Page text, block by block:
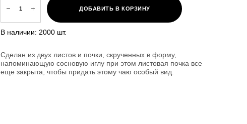
В наличии: 2000 шт.
ДОБАВИТЬ В КОРЗИНУ
Сделан из двух листов и почки, скрученных в форму,
напоминающую сосновую иглу при этом листовая почка все
еще закрыта, чтобы придать этому чаю особый вид.